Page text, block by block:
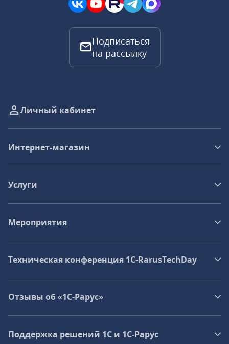
Подписаться
на рассылку
Личный кабинет
Интернет-магазин
Услуги
Мероприятия
Техническая конференция 1C‑RarusTechDay
Отзывы об «1С-Рарус»
Поддержка решений 1С и 1С‑Рарус